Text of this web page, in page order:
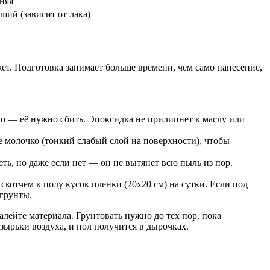
(зависит от лака)
Подготовка занимает больше времени, чем само нанесение,
— её нужно сбить. Эпоксидка не прилипнет к маслу или
(тонкий слабый слой на поверхности), чтобы
но даже если нет — он не вытянет всю пыль из пор.
к полу кусок пленки (20х20 см) на сутки. Если под
материала. Грунтовать нужно до тех пор, пока
воздуха, и пол получится в дырочках.